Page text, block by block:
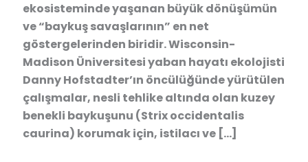
ekosisteminde yaşanan büyük dönüşümün
ve “baykuş savaşlarının” en net
göstergelerinden biridir. Wisconsin-
Madison Üniversitesi yaban hayatı ekolojisti
Danny Hofstadter’ın öncülüğünde yürütülen
çalışmalar, nesli tehlike altında olan kuzey
benekli baykuşunu (Strix occidentalis
caurina) korumak için, istilacı ve […]